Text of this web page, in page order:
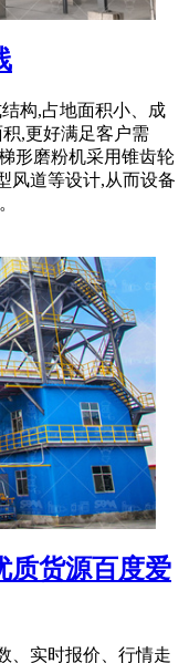
构,占地面积小、成
,更好满足客户需
形磨粉机采用锥齿轮
风道等设计,从而设备
质货源百度爱
、实时报价、行情走